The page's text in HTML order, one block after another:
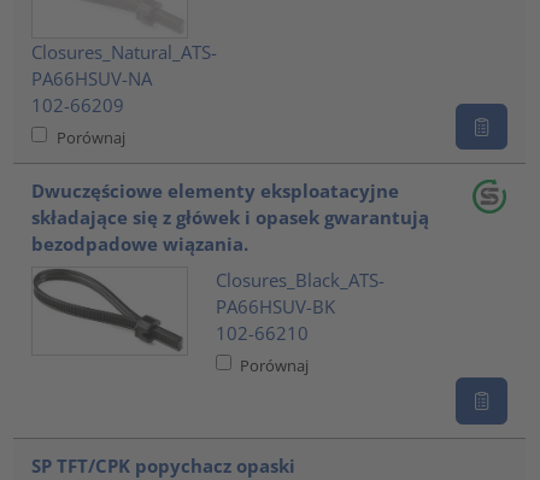
Closures_Natural_ATS-
PA66HSUV-NA
102-66209
Porównaj
Dwuczęściowe elementy eksploatacyjne
składające się z główek i opasek gwarantują
bezodpadowe wiązania.
Closures_Black_ATS-
PA66HSUV-BK
102-66210
Porównaj
SP TFT/CPK popychacz opaski